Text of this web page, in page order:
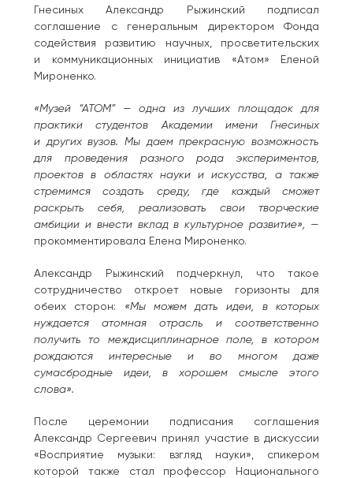
Гнесиных Александр Рыжинский подписал
соглашение с генеральным директором Фонда
содействия развитию научных, просветительских
и коммуникационных инициатив «Атом» Еленой
Мироненко.
«Музей “АТОМ” — одна из лучших площадок для
практики студентов Академии имени Гнесиных
и других вузов. Мы даем прекрасную возможность
для проведения разного рода экспериментов,
проектов в областях науки и искусства, а также
стремимся создать среду, где каждый сможет
раскрыть себя, реализовать свои творческие
амбиции и внести вклад в культурное развитие»,
—
прокомментировала Елена Мироненко.
Александр Рыжинский подчеркнул, что такое
сотрудничество откроет новые горизонты для
обеих сторон: «Мы можем дать идеи, в которых
нуждается атомная отрасль и соответственно
получить то междисциплинарное поле, в котором
рождаются интересные и во многом даже
сумасбродные идеи, в хорошем смысле этого
слова».
После церемонии подписания соглашения
Александр Сергеевич принял участие в дискуссии
«Восприятие музыки: взгляд науки», спикером
которой также стал профессор Национального